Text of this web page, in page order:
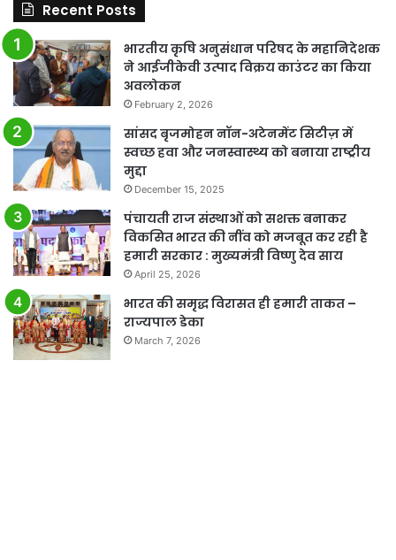
Recent Posts
भारतीय कृषि अनुसंधान परिषद के महानिदेशक
ने आईजीकेवी उत्पाद विक्रय काउंटर का किया
अवलोकन
February 2, 2026
सांसद बृजमोहन नॉन-अटेनमेंट सिटीज़ में
स्वच्छ हवा और जनस्वास्थ्य को बनाया राष्ट्रीय
मुद्दा
December 15, 2025
पंचायती राज संस्थाओं को सशक्त बनाकर
विकसित भारत की नींव को मजबूत कर रही है
हमारी सरकार : मुख्यमंत्री विष्णु देव साय
April 25, 2026
भारत की समृद्ध विरासत ही हमारी ताकत –
राज्यपाल डेका
March 7, 2026